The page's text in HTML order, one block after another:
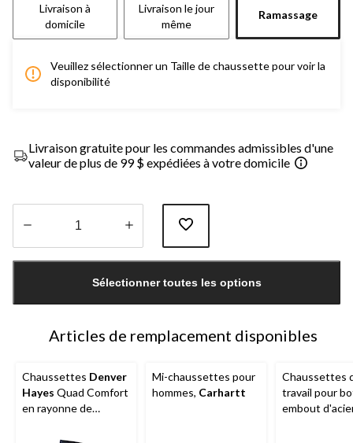
Livraison à
domicile
Livraison le jour
même
Ramassage
Veuillez sélectionner un Taille de chaussette pour voir la
disponibilité
Livraison gratuite pour les commandes admissibles d'une
valeur de plus de 99 $ expédiées à votre domicile
jour
Sélectionner toutes les options
Articles de remplacement disponibles
Chaussettes Denver
Hayes Quad Comfort
en rayonne de
hommes, paquet de
Mi-chaussettes pour
hommes, Carhartt
Chaussettes
travail pour
embout